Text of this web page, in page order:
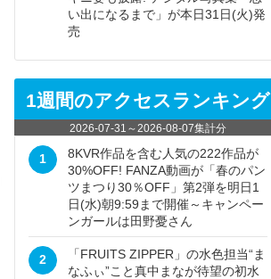
い出になるまで」が本日31日(火)発
売
1週間のアクセスランキング
2026-07-31 ～2026-08-07集計分
1
8KVR作品を含む人気の222作品が
30%OFF! FANZA動画が「春のパン
ツまつり30％OFF」第2弾を明日1
日(水)朝9:59まで開催～キャンペー
ンガールは田野憂さん
2
「FRUITS ZIPPER」の水色担当“ま
なふぃ”こと真中まなが待望の初水